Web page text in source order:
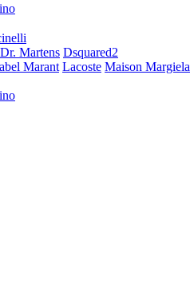
Dr. Martens Dsquared2
Marant Lacoste Maison Margiela